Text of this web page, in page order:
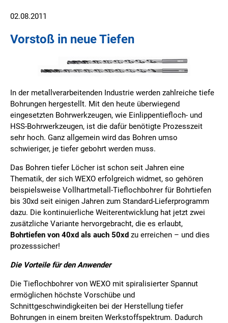
02.08.2011
Vorstoß in neue Tiefen
In der metallverarbeitenden Industrie werden zahlreiche tiefe
Bohrungen hergestellt. Mit den heute überwiegend
eingesetzten Bohrwerkzeugen, wie Einlippentiefloch- und
HSS-Bohrwerkzeugen, ist die dafür benötigte Prozesszeit
sehr hoch. Ganz allgemein wird das Bohren umso
schwieriger, je tiefer gebohrt werden muss.
Das Bohren tiefer Löcher ist schon seit Jahren eine
Thematik, der sich WEXO erfolgreich widmet, so gehören
beispielsweise Vollhartmetall-Tieflochbohrer für Bohrtiefen
bis 30xd seit einigen Jahren zum Standard-Lieferprogramm
dazu. Die kontinuierliche Weiterentwicklung hat jetzt zwei
zusätzliche Variante hervorgebracht, die es erlaubt,
Bohrtiefen von 40xd als auch 50xd zu erreichen – und dies
prozesssicher!
Die Vorteile für den Anwender
Die Tieflochbohrer von WEXO mit spiralisierter Spannut
ermöglichen höchste Vorschübe und
Schnittgeschwindigkeiten bei der Herstellung tiefer
Bohrungen in einem breiten Werkstoffspektrum. Dadurch